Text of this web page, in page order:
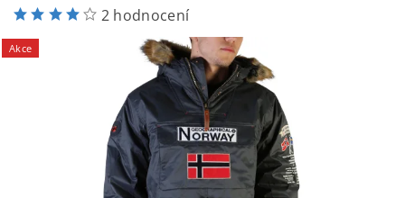
2 hodnocení
Akce